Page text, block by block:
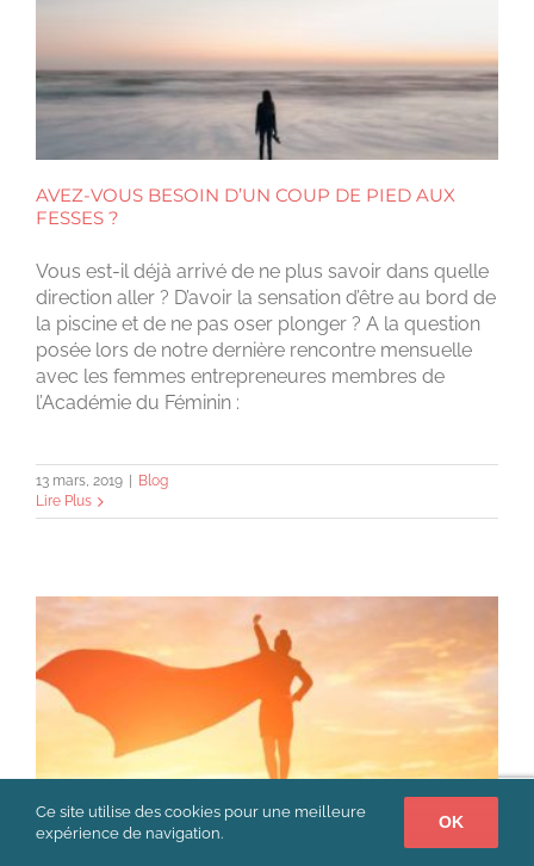
AVEZ-VOUS BESOIN D’UN COUP DE PIED AUX
FESSES ?
Vous est-il déjà arrivé de ne plus savoir dans quelle
direction aller ? D’avoir la sensation d’être au bord de
la piscine et de ne pas oser plonger ? A la question
posée lors de notre dernière rencontre mensuelle
avec les femmes entrepreneures membres de
l’Académie du Féminin :
13 mars, 2019
Blog
Lire Plus
Ce site utilise des cookies pour une meilleure
expérience de navigation.
OK